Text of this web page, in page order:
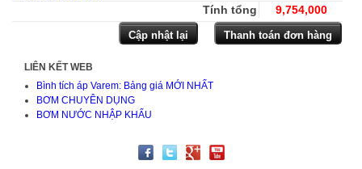
Tính tổng 9,754,000
LIÊN KẾT WEB
Bình tích áp Varem: Bảng giá MỚI NHẤT
BƠM CHUYÊN DỤNG
BƠM NƯỚC NHẬP KHẨU